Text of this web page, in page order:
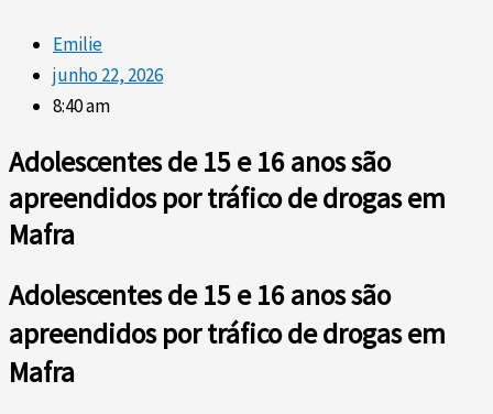
Emilie
junho 22, 2026
8:40 am
Adolescentes de 15 e 16 anos são
apreendidos por tráfico de drogas em
Mafra
Adolescentes de 15 e 16 anos são
apreendidos por tráfico de drogas em
Mafra